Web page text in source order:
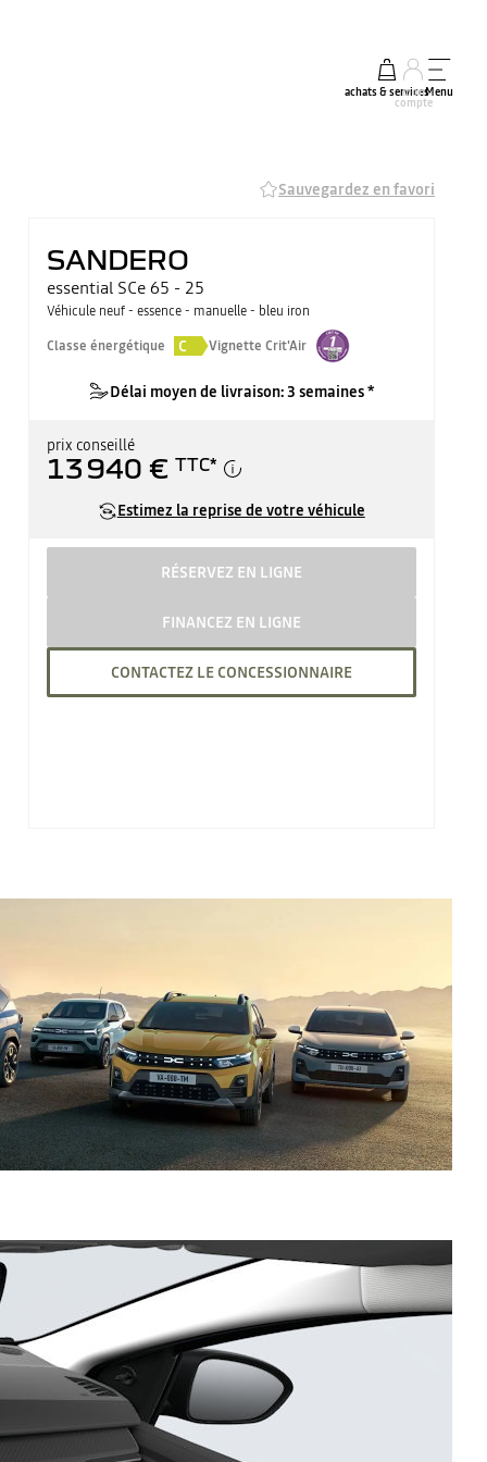
achats & services
mon
compte
Menu
Sauvegardez en favori
SANDERO
essential SCe 65 - 25
Véhicule neuf - essence - manuelle - bleu iron
Classe énergétique
C Vignette Crit'Air
Délai moyen de livraison: 3 semaines *
prix conseillé
13 940 € TTC*
Estimez la reprise de votre véhicule
RÉSERVEZ EN LIGNE
FINANCEZ EN LIGNE
CONTACTEZ LE CONCESSIONNAIRE